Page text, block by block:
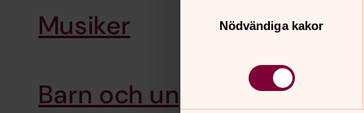
Nödvändiga kakor
Musiker
Barn och ungdom